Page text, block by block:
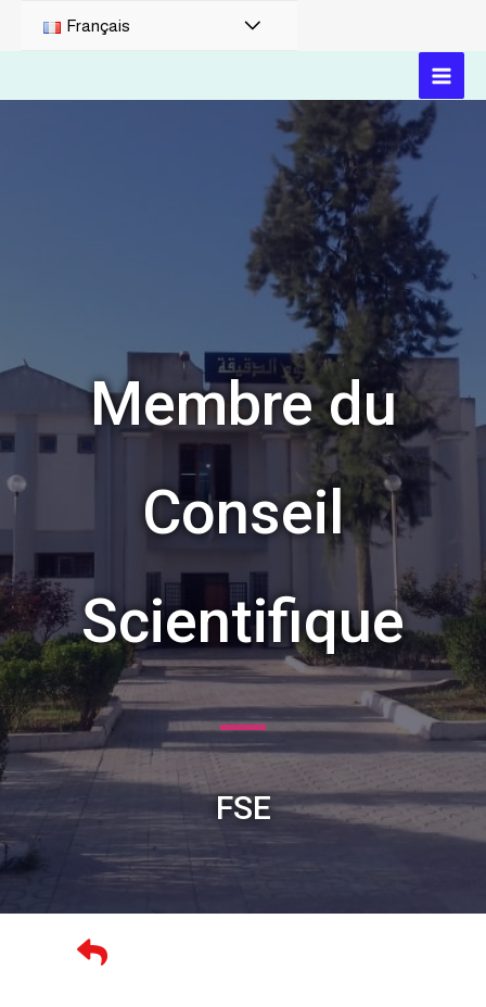
Français
Membre du
Conseil
Scientifique
FSE